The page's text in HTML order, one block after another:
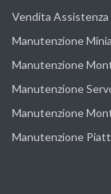
Vendita
Manutenzione
Manutenzione
Manutenzione
Manutenzione
Manutenzione